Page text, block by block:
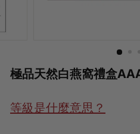
極品天然白燕窩禮盒
等級是什麼意思？